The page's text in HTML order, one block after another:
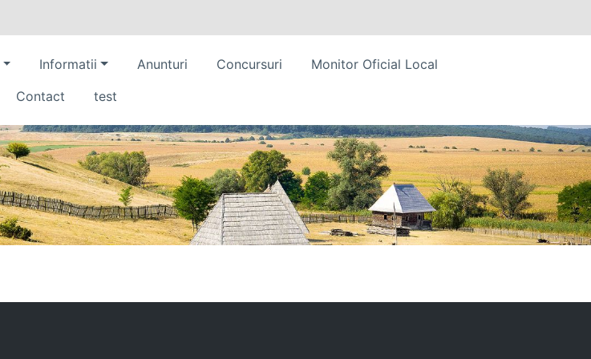
Informatii Anunturi Concursuri
Monitor Oficial Local
Contact test